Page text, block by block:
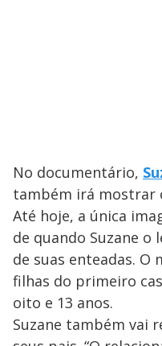
No documentário,
também irá mostrar
Até hoje, a única
de quando Suzane o
de suas enteadas. O
filhas do primeiro
oito e 13 anos.
Suzane também vai